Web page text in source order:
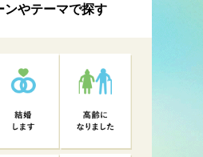
ンやテーマで探す